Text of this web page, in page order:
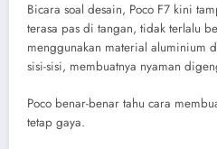
Bicara soal desain, Poco F7 kini
terasa pas di tangan, tidak terlalu
menggunakan material aluminium
sisi-sisi, membuatnya nyaman
Poco benar-benar tahu cara
tetap gaya.